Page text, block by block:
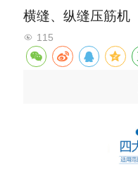
横缝、纵缝压筋机
115